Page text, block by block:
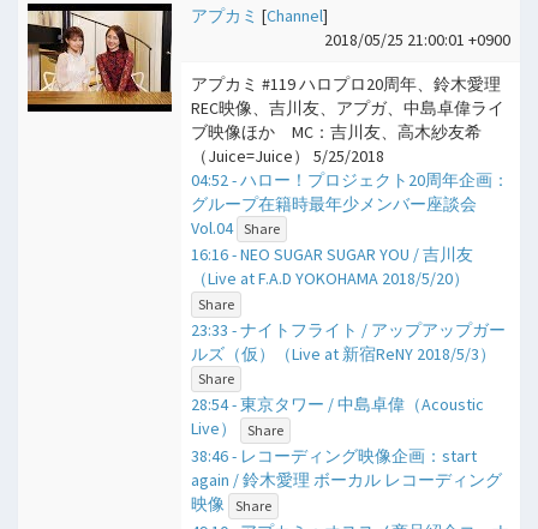
アプカミ [Channel]
2018/05/25 21:00:01 +0900
アプカミ #119 ハロプロ20周年、鈴木愛理
REC映像、吉川友、アプガ、中島卓偉ライ
ブ映像ほか MC：吉川友、高木紗友希
（Juice=Juice） 5/25/2018
04:52 - ハロー！プロジェクト20周年企画：
グループ在籍時最年少メンバー座談会
Vol.04 Share
16:16 - NEO SUGAR SUGAR YOU / 吉川友
（Live at F.A.D YOKOHAMA 2018/5/20）
Share
23:33 - ナイトフライト / アップアップガー
ルズ（仮）（Live at 新宿ReNY 2018/5/3）
Share
28:54 - 東京タワー / 中島卓偉（Acoustic
Live）
Share
38:46 - レコーディング映像企画：start
again / 鈴木愛理 ボーカル レコーディング
映像 Share